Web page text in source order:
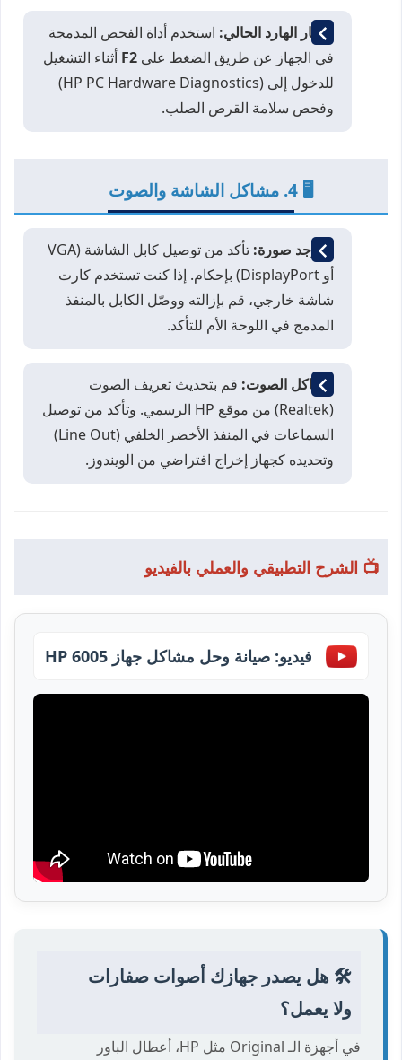
اختبار الهارد الحالي: استخدم أداة الفحص المدمجة
في الجهاز عن طريق الضغط على F2 أثناء التشغيل
للدخول إلى (HP PC Hardware Diagnostics)
وفحص سلامة القرص الصلب.
🖥️ 4. مشاكل الشاشة والصوت
لا توجد صورة:
تأكد من توصيل كابل الشاشة (VGA
أو DisplayPort) بإحكام. إذا كنت تستخدم كارت
شاشة خارجي، قم بإزالته ووصّل الكابل بالمنفذ
المدمج في اللوحة الأم للتأكد.
مشاكل الصوت: قم بتحديث تعريف الصوت
(Realtek) من موقع HP الرسمي. وتأكد من توصيل
السماعات في المنفذ الأخضر الخلفي (Line Out)
وتحديده كجهاز إخراج افتراضي من الويندوز.
📺 الشرح التطبيقي والعملي بالفيديو
فيديو: صيانة وحل مشاكل جهاز HP 6005
🛠️ هل يصدر جهازك أصوات صفارات
ولا يعمل؟
في أجهزة الـ Original مثل HP، أعطال الباور